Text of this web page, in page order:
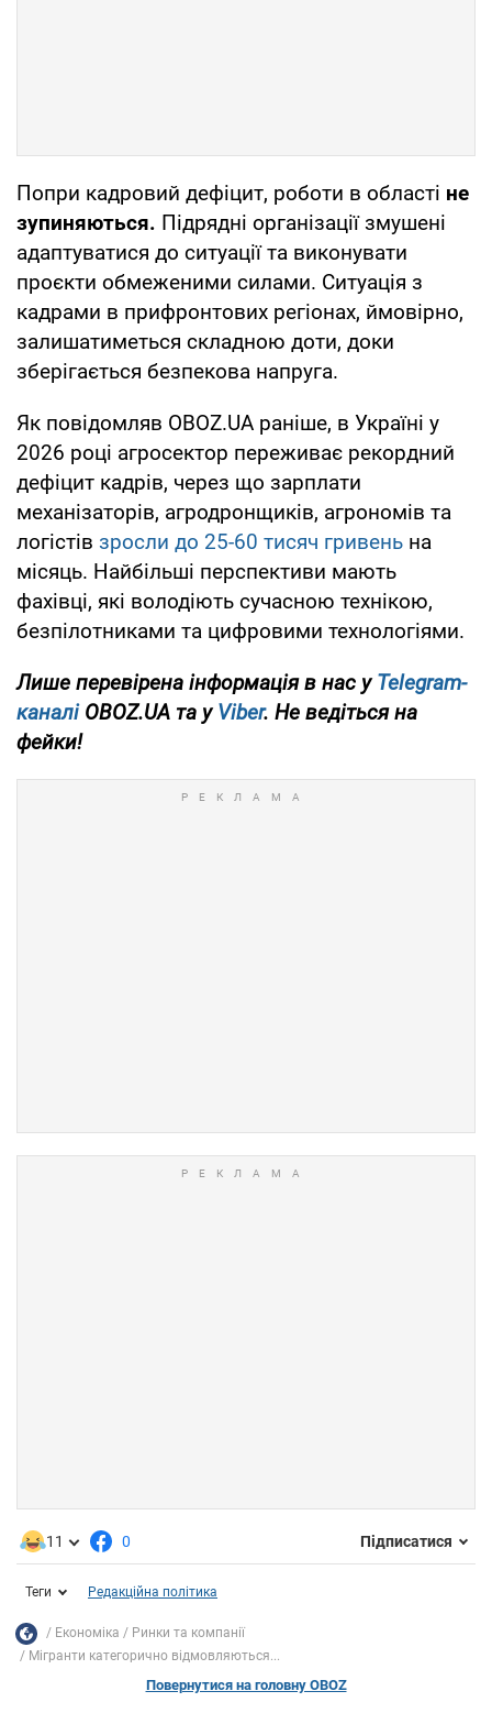
Попри кадровий дефіцит, роботи в області не
зупиняються. Підрядні організації змушені
адаптуватися до ситуації та виконувати
проєкти обмеженими силами. Ситуація з
кадрами в прифронтових регіонах, ймовірно,
залишатиметься складною доти, доки
зберігається безпекова напруга.
Як повідомляв OBOZ.UA раніше, в Україні у
2026 році агросектор переживає рекордний
дефіцит кадрів, через що зарплати
механізаторів, агродронщиків, агрономів та
логістів зросли до 25-60 тисяч гривень на
місяць. Найбільші перспективи мають
фахівці, які володіють сучасною технікою,
безпілотниками та цифровими технологіями.
Лише перевірена інформація в нас уTelegram-
каналіOBOZ.UA та уViber. Не ведіться на
фейки!
11 0 Підписатися
Теги Редакційна політика
Економіка
Ринки та компанії
Мігранти категорично відмовляються...
Повернутися на головну OBOZ